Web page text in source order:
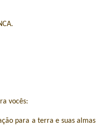
vocês:
para a terra e suas almas